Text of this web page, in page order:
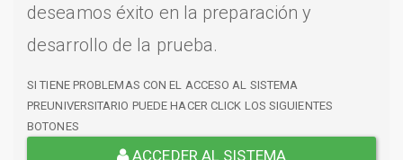
deseamos éxito en la preparación y
desarrollo de la prueba.
SI TIENE PROBLEMAS CON EL ACCESO AL SISTEMA
PREUNIVERSITARIO PUEDE HACER CLICK LOS SIGUIENTES
BOTONES
ACCEDER AL SISTEMA